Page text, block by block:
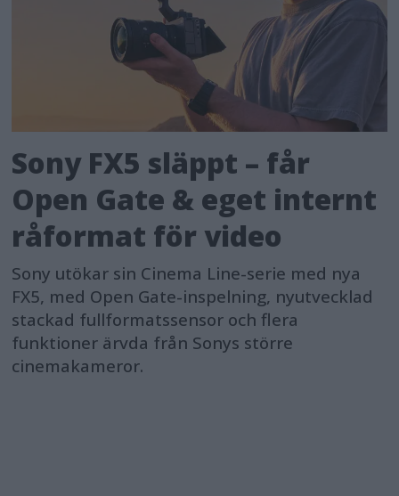
Sony FX5 släppt – får
Open Gate & eget internt
råformat för video
Sony utökar sin Cinema Line-serie med nya
FX5, med Open Gate-inspelning, nyutvecklad
stackad fullformatssensor och flera
funktioner ärvda från Sonys större
cinemakameror.